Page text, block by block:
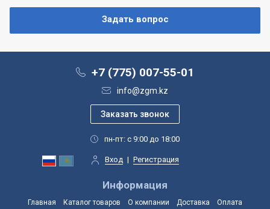
+7 (775) 007-55-01
info@zgm.kz
пн-пт: с 9:00 до 18:00
Вход | Регистрация
Информация
Главная Каталог товаров О компании Доставка
Оплата